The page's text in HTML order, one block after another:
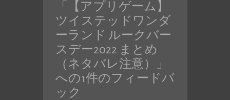
投
稿:
「
【アプリゲーム】
ツイステッドワンダ
ーランド ルークバー
スデー2022 まとめ
（ネタバレ注意）
」
への1件のフィードバ
ック